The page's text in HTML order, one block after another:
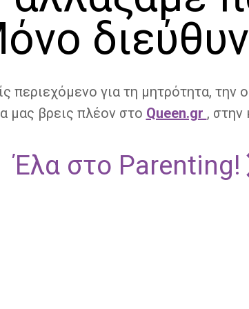
περιεχόμενο για τη μητρότητα, την
μας βρεις πλέον στο Queen.gr , στην
Έλα στο Parenting!